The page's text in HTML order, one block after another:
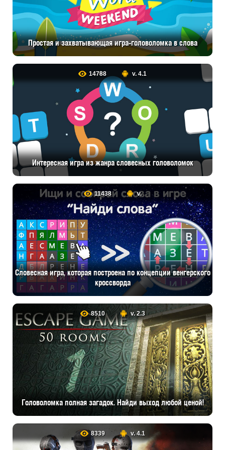
Простая и захватывающая игра-головоломка в слова
14788 v. 4.1
Интересная игра из жанра словесных головоломок
11438 v.
Словесная игра, которая построена по концепции венгерского
кроссворда
8510 v. 2.3
Головоломка полная загадок. Найди выход любой ценой!
8339 v. 4.1